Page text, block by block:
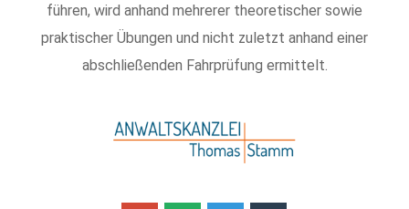
führen, wird anhand mehrerer theoretischer sowie
praktischer Übungen und nicht zuletzt anhand einer
abschließenden Fahrprüfung ermittelt.